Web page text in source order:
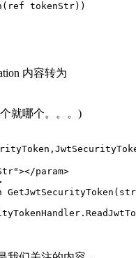
tokenStr))
内容转为
就哪个。。。)
param>